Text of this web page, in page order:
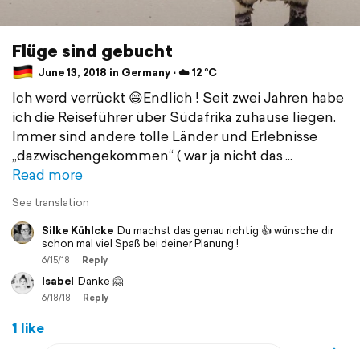
Flüge sind gebucht
June 13, 2018 in Germany ⋅ ☁️ 12 °C
Ich werd verrückt 😄Endlich ! Seit zwei Jahren habe
ich die Reiseführer über Südafrika zuhause liegen.
Immer sind andere tolle Länder und Erlebnisse
„dazwischengekommen“ ( war ja nicht das
Read more
See translation
Silke Kühlcke Du machst das genau richtig 👍 wünsche dir
schon mal viel Spaß bei deiner Planung !
6/15/18 Reply
Isabel Danke 🤗
6/18/18 Reply
1 like